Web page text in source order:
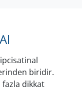
biridir.
dikkat